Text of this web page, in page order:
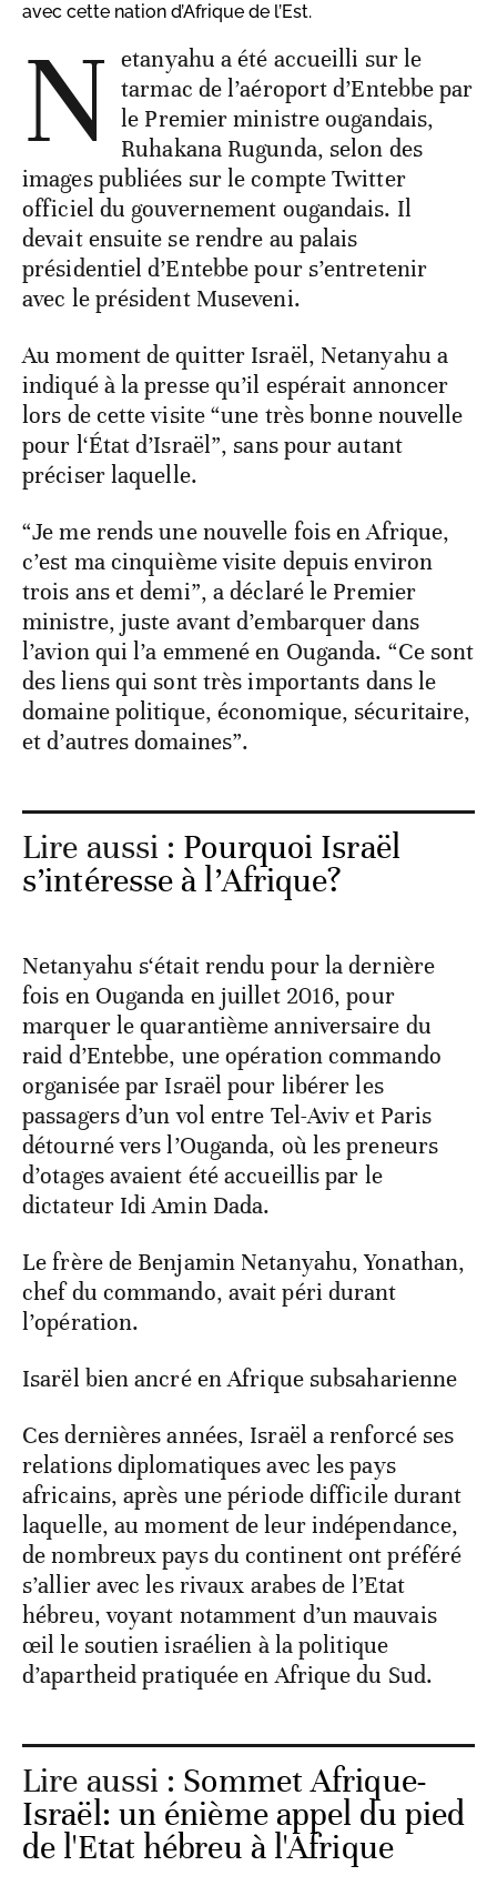
avec cette nation d’Afrique de l’Est.
N etanyahu a été accueilli sur le
tarmac de l’aéroport d’Entebbe par
le Premier ministre ougandais,
Ruhakana Rugunda, selon des
images publiées sur le compte Twitter
officiel du gouvernement ougandais. Il
devait ensuite se rendre au palais
présidentiel d’Entebbe pour s’entretenir
avec le président Museveni.
Au moment de quitter Israël, Netanyahu a
indiqué à la presse qu’il espérait annoncer
lors de cette visite “une très bonne nouvelle
pour l‘État d’Israël”, sans pour autant
préciser laquelle.
“Je me rends une nouvelle fois en Afrique,
c’est ma cinquième visite depuis environ
trois ans et demi”, a déclaré le Premier
ministre, juste avant d’embarquer dans
l’avion qui l’a emmené en Ouganda. “Ce sont
des liens qui sont très importants dans le
domaine politique, économique, sécuritaire,
et d’autres domaines”.
Lire aussi : Pourquoi Israël
s’intéresse à l’Afrique?
Netanyahu s‘était rendu pour la dernière
fois en Ouganda en juillet 2016, pour
marquer le quarantième anniversaire du
raid d’Entebbe, une opération commando
organisée par Israël pour libérer les
passagers d’un vol entre Tel-Aviv et Paris
détourné vers l’Ouganda, où les preneurs
d’otages avaient été accueillis par le
dictateur Idi Amin Dada.
Le frère de Benjamin Netanyahu, Yonathan,
chef du commando, avait péri durant
l’opération.
Isarël bien ancré en Afrique subsaharienne
Ces dernières années, Israël a renforcé ses
relations diplomatiques avec les pays
africains, après une période difficile durant
laquelle, au moment de leur indépendance,
de nombreux pays du continent ont préféré
s’allier avec les rivaux arabes de l’Etat
hébreu, voyant notamment d’un mauvais
œil le soutien israélien à la politique
d’apartheid pratiquée en Afrique du Sud.
Lire aussi : Sommet Afrique-
Israël: un énième appel du pied
de l'Etat hébreu à l'Afrique